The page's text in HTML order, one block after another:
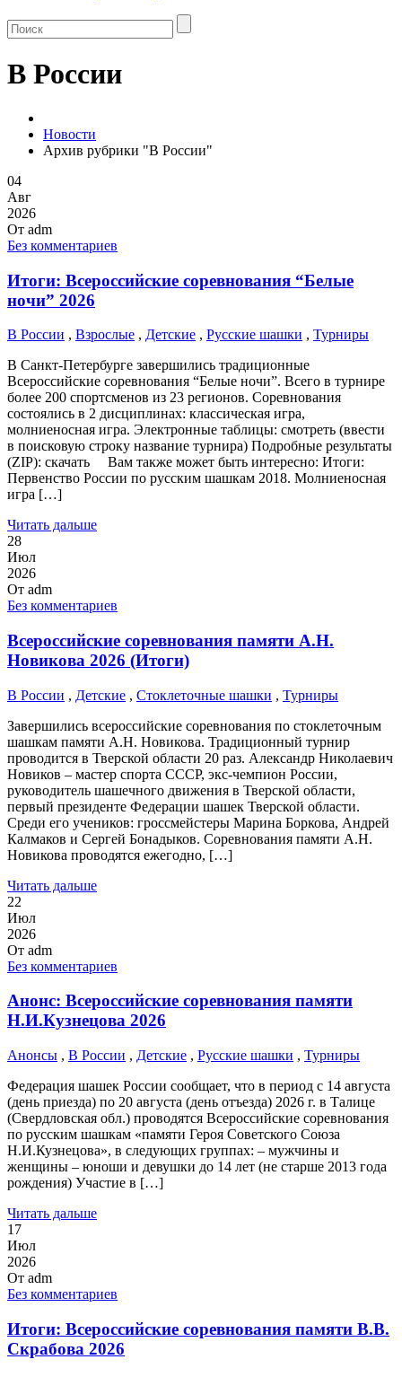
В России
Новости
Архив рубрики "В России"
04
Авг
2026
От adm
Без комментариев
Итоги: Всероссийские соревнования “Белые
ночи” 2026
В России , Взрослые , Детские , Русские шашки , Турниры
В Санкт-Петербурге завершились традиционные
Всероссийские соревнования “Белые ночи”. Всего в турнире
более 200 спортсменов из 23 регионов. Соревнования
состоялись в 2 дисциплинах: классическая игра,
молниеносная игра. Электронные таблицы: смотреть (ввести
в поисковую строку название турнира) Подробные результаты
(ZIP): скачать Вам также может быть интересно: Итоги:
Первенство России по русским шашкам 2018. Молниеносная
игра […]
Читать дальше
28
Июл
2026
От adm
Без комментариев
Всероссийские соревнования памяти А.Н.
Новикова 2026 (Итоги)
В России , Детские , Стоклеточные шашки , Турниры
Завершились всероссийские соревнования по стоклеточным
шашкам памяти А.Н. Новикова. Традиционный турнир
проводится в Тверской области 20 раз. Александр Николаевич
Новиков – мастер спорта СССР, экс-чемпион России,
руководитель шашечного движения в Тверской области,
первый президенте Федерации шашек Тверской области.
Среди его учеников: гроссмейстеры Марина Боркова, Андрей
Калмаков и Сергей Бонадыков. Соревнования памяти А.Н.
Новикова проводятся ежегодно, […]
Читать дальше
22
Июл
2026
От adm
Без комментариев
Анонс: Всероссийские соревнования памяти
Н.И.Кузнецова 2026
Анонсы , В России , Детские , Русские шашки , Турниры
Федерация шашек России сообщает, что в период с 14 августа
(день приезда) по 20 августа (день отъезда) 2026 г. в Талице
(Свердловская обл.) проводятся Всероссийские соревнования
по русским шашкам «памяти Героя Советского Союза
Н.И.Кузнецова», в следующих группах: – мужчины и
женщины – юноши и девушки до 14 лет (не старше 2013 года
рождения) Участие в […]
Читать дальше
17
Июл
2026
От adm
Без комментариев
Итоги: Всероссийские соревнования памяти В.В.
Скрабова 2026